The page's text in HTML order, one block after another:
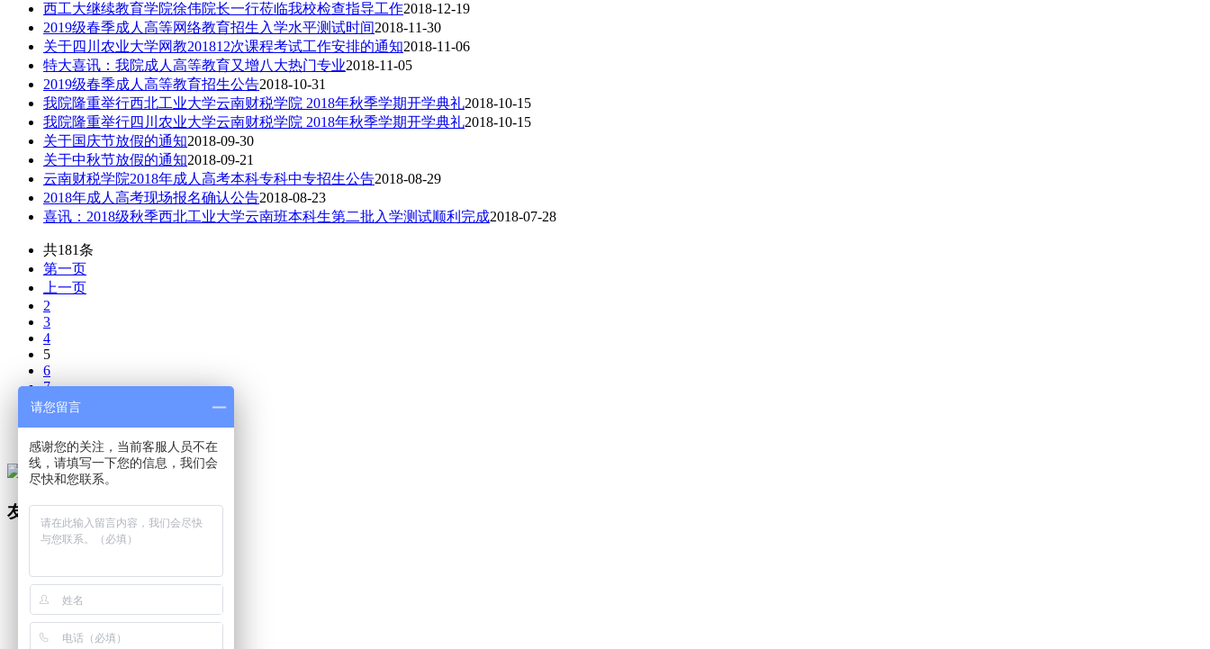
西工大继续教育学院徐伟院长一行莅临我校检查指导工作2018-12-19
2019级春季成人高等网络教育招生入学水平测试时间2018-11-30
关于四川农业大学网教201812次课程考试工作安排的通知2018-11-06
特大喜讯：我院成人高等教育又增八大热门专业2018-11-05
2019级春季成人高等教育招生公告2018-10-31
我院隆重举行西北工业大学云南财税学院 2018年秋季学期开学典礼2018-10-15
我院隆重举行四川农业大学云南财税学院 2018年秋季学期开学典礼2018-10-15
关于国庆节放假的通知2018-09-30
关于中秋节放假的通知2018-09-21
云南财税学院2018年成人高考本科专科中专招生公告2018-08-29
2018年成人高考现场报名确认公告2018-08-23
喜讯：2018级秋季西北工业大学云南班本科生第二批入学测试顺利完成2018-07-28
共181条
第一页
上一页
2
3
4
5
6
7
8
最末页
微信公众号
友情链接：
云南省教育厅
西北工业大学
四川农业大学
北京交通大学
清华大学
请您留言
感谢您的关注，当前客服人员不在
线，请填写一下您的信息，我们会
尽快和您联系。